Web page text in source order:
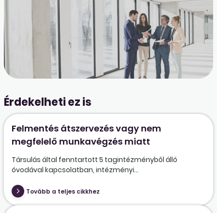
Érdekelheti ez is
Felmentés átszervezés vagy nem
megfelelő munkavégzés miatt
Társulás által fenntartott 5 tagintézményből álló
óvodával kapcsolatban, intézményi...
Tovább a teljes cikkhez